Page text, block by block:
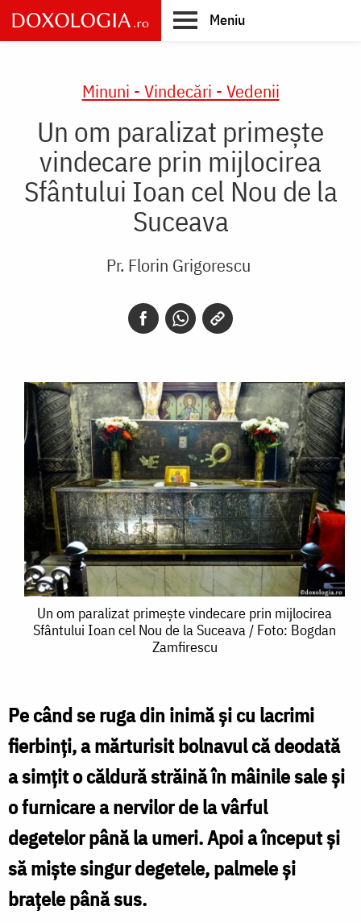
Skip
to
main
Meniu
Minuni - Vindecări - Vedenii
Un om paralizat primește
vindecare prin mijlocirea
Sfântului Ioan cel Nou de la
Suceava
Pr. Florin Grigorescu
Un
om
vindecare
prin
mijlocirea
Sfântului
Ioan
cel
Nou
Un om paralizat primește vindecare prin mijlocirea
Sfântului Ioan cel Nou de la Suceava / Foto: Bogdan
Zamfirescu
Pe când se ruga din inimă și cu lacrimi
fierbinți, a mărturisit bolnavul că deodată
a simțit o căldură străină în mâinile sale și
o furnicare a nervilor de la vârful
degetelor până la umeri. Apoi a început și
să miște singur degetele, palmele și
brațele până sus.